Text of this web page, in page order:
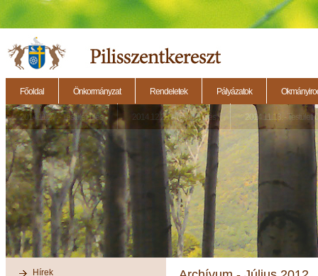
Főoldal Önkormányzat Rendeletek Pályázatok
2014.11.27. - Testületi ülés 2014.12.28. - Testületi ülés 2014.11.13. - Testületi
Hírek